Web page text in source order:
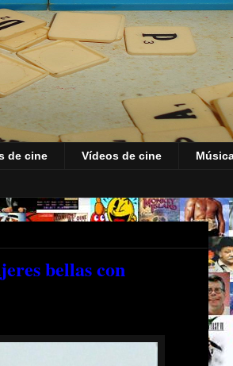
de cine Vídeos de cine
bellas con